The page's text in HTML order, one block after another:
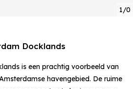
1/0
Docklands
is een prachtig voorbeeld van
havengebied. De ruime